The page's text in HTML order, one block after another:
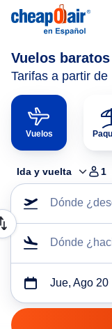
Vuelos
Tarifas a partir de
Vuelos
Ida y vuelta 1
Dónde
Dónde
Jue, Ago 20